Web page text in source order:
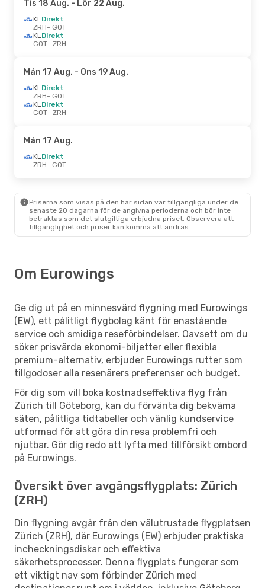
Tis 18 Aug. - Lör 22 Aug.
KLDirekt
ZRH- GOT
KLDirekt
GOT- ZRH
Mån 17 Aug. - Ons 19 Aug.
KLDirekt
ZRH- GOT
KLDirekt
GOT- ZRH
Mån 17 Aug.
KLDirekt
ZRH- GOT
Priserna som visas på den här sidan var tillgängliga under de
senaste 20 dagarna för de angivna perioderna och bör inte
betraktas som det slutgiltiga erbjudna priset. Observera att
tillgänglighet och priser kan komma att ändras.
Om Eurowings
Ge dig ut på en minnesvärd flygning med Eurowings
(EW), ett pålitligt flygbolag känt för enastående
service och smidiga reseförbindelser. Oavsett om du
söker prisvärda ekonomi-biljetter eller flexibla
premium-alternativ, erbjuder Eurowings rutter som
tillgodoser alla resenärers preferenser och budget.
För dig som vill boka kostnadseffektiva flyg från
Zürich till Göteborg, kan du förvänta dig bekväma
säten, pålitliga tidtabeller och vänlig kundservice
utformad för att göra din resa problemfri och
njutbar. Gör dig redo att lyfta med tillförsikt ombord
på Eurowings.
Översikt över avgångsflygplats: Zürich
(ZRH)
Din flygning avgår från den välutrustade flygplatsen
Zürich (ZRH), där Eurowings (EW) erbjuder praktiska
incheckningsdiskar och effektiva
säkerhetsprocesser. Denna flygplats fungerar som
ett viktigt nav som förbinder Zürich med